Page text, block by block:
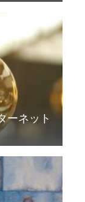
ーネット